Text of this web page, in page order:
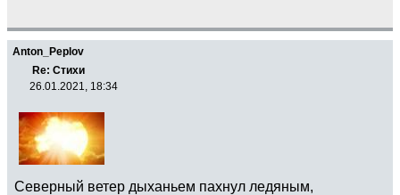
Anton_Peplov
Re: Стихи
26.01.2021, 18:34
Северный ветер дыханьем пахнул ледяным,